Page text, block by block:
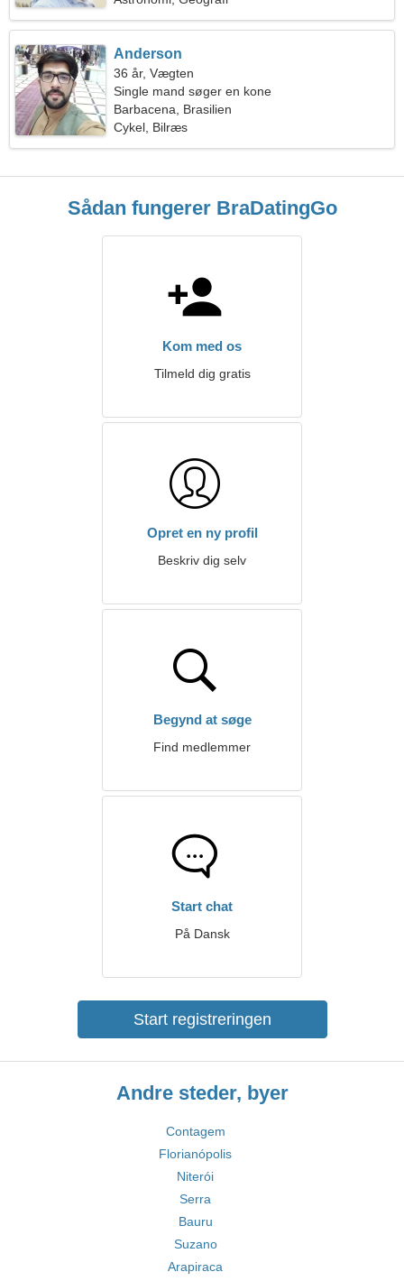
Anderson
36 år, Vægten
Single mand søger en kone
Barbacena, Brasilien
Cykel, Bilræs
Sådan fungerer BraDatingGo
Kom med os
Tilmeld dig gratis
Opret en ny profil
Beskriv dig selv
Begynd at søge
Find medlemmer
Start chat
På Dansk
Start registreringen
Andre steder, byer
Contagem
Florianópolis
Niterói
Serra
Bauru
Suzano
Arapiraca